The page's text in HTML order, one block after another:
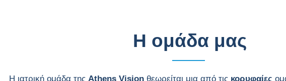
Η ομάδα μας
Η ιατρική ομάδα της Athens Vision θεωρείται μια από τις κορυφαίες